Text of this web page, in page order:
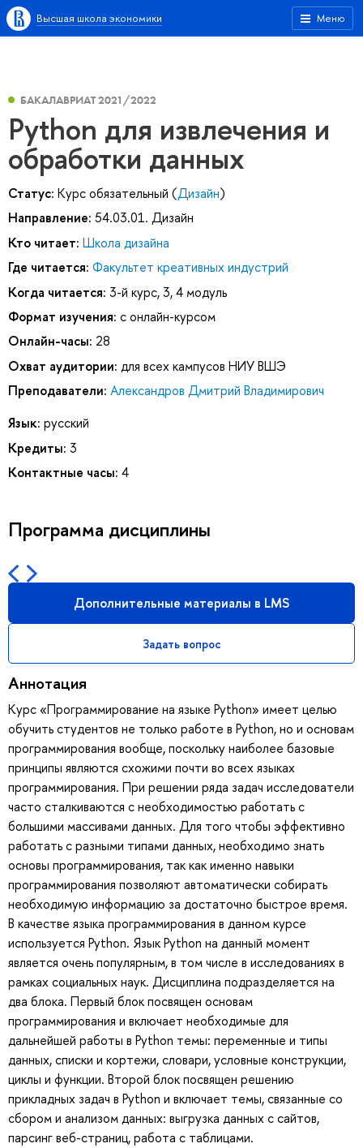
Меню
Высшая школа экономики
БАКАЛАВРИАТ 2021/2022
Python для извлечения и
обработки данных
Статус: Курс обязательный (Дизайн)
Направление: 54.03.01. Дизайн
Кто читает: Школа дизайна
Где читается: Факультет креативных индустрий
Когда читается: 3-й курс, 3, 4 модуль
Формат изучения: с онлайн-курсом
Онлайн-часы: 28
Охват аудитории: для всех кампусов НИУ ВШЭ
Преподаватели: Александров Дмитрий Владимирович
Язык: русский
Кредиты: 3
Контактные часы: 4
Программа дисциплины
Дополнительные материалы в LMS
Задать вопрос
Аннотация
Курс «Программирование на языке Python» имеет целью
обучить студентов не только работе в Python, но и основам
программирования вообще, поскольку наиболее базовые
принципы являются схожими почти во всех языках
программирования. При решении ряда задач исследователи
часто сталкиваются с необходимостью работать с
большими массивами данных. Для того чтобы эффективно
работать с разными типами данных, необходимо знать
основы программирования, так как именно навыки
программирования позволяют автоматически собирать
необходимую информацию за достаточно быстрое время.
В качестве языка программирования в данном курсе
используется Python. Язык Python на данный момент
является очень популярным, в том числе в исследованиях в
рамках социальных наук. Дисциплина подразделяется на
два блока. Первый блок посвящен основам
программирования и включает необходимые для
дальнейшей работы в Python темы: переменные и типы
данных, списки и кортежи, словари, условные конструкции,
циклы и функции. Второй блок посвящен решению
прикладных задач в Python и включает темы, связанные со
сбором и анализом данных: выгрузка данных с сайтов,
парсинг веб-страниц, работа с таблицами.